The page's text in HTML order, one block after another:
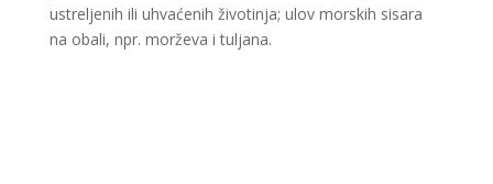
ustreljenih ili uhvaćenih životinja; ulov morskih sisara
na obali, npr. morževa i tuljana​.